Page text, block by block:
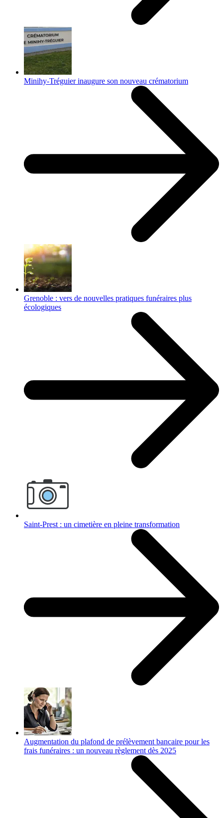
Minihy-Tréguier inaugure son nouveau crématorium
Grenoble : vers de nouvelles pratiques funéraires plus
écologiques
Saint-Prest : un cimetière en pleine transformation
Augmentation du plafond de prélèvement bancaire pour les
frais funéraires : un nouveau règlement dès 2025